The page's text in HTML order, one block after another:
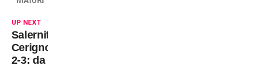
UP NEXT
Salernitana-
Cerignola
2-3: da